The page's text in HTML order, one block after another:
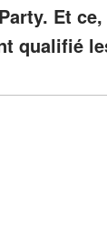
Et
qualifié